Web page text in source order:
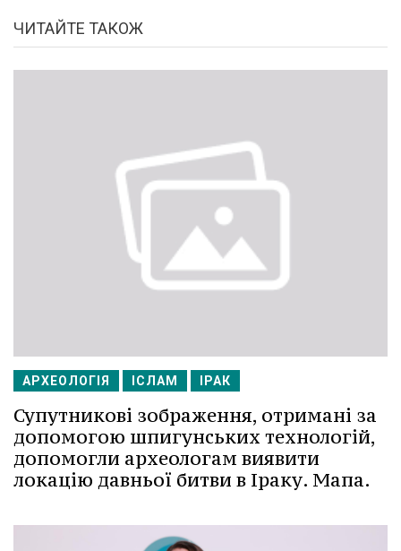
ЧИТАЙТЕ ТАКОЖ
АРХЕОЛОГІЯ ІСЛАМ ІРАК
Супутникові зображення, отримані за
допомогою шпигунських технологій,
допомогли археологам виявити
локацію давньої битви в Іраку. Мапа.